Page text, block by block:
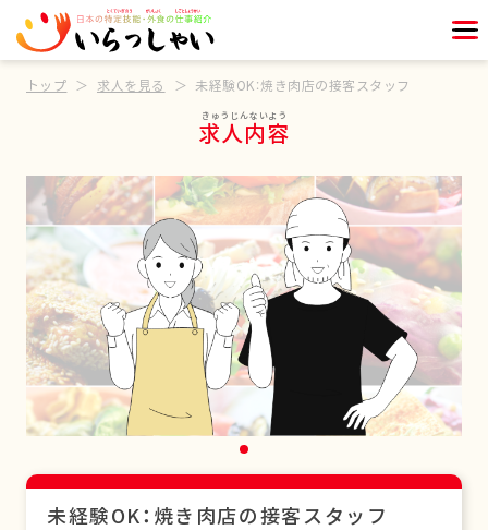
トップ 求人を見る 未経験OK：焼き肉店の接客スタッフ
求人内容
未経験OK：焼き肉店の接客スタッフ